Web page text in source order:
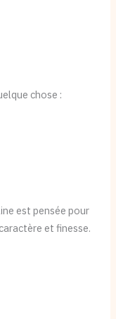
chose :
est pensée pour
et finesse.